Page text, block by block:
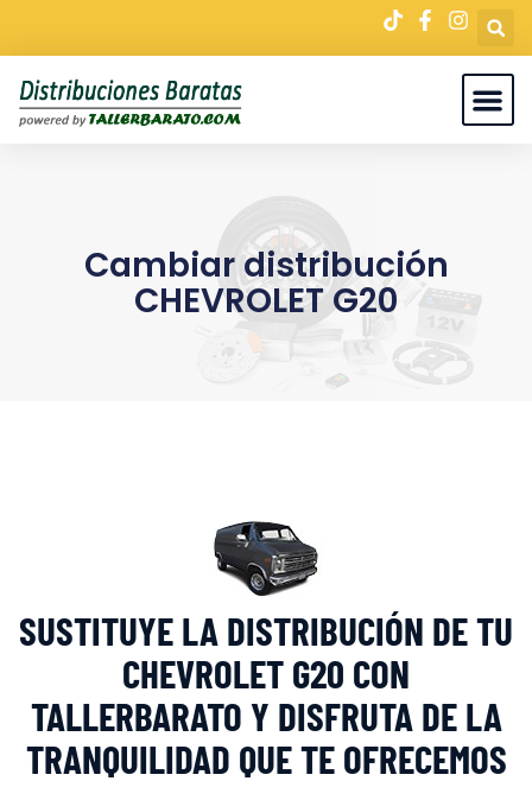
Cambiar distribución
CHEVROLET G20
SUSTITUYE LA DISTRIBUCIÓN DE TU
CHEVROLET G20 CON
TALLERBARATO Y DISFRUTA DE LA
TRANQUILIDAD QUE TE OFRECEMOS